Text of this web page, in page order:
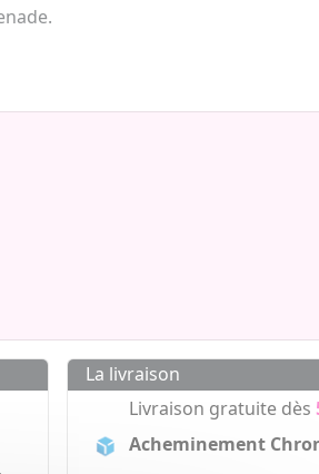
La livraison
Livraison gratuite dès
Acheminement